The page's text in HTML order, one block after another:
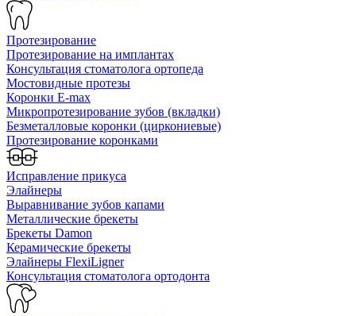
Протезирование
Протезирование на имплантах
Консультация стоматолога ортопеда
Мостовидные протезы
Коронки E-max
Микропротезирование зубов (вкладки)
Безметалловые коронки (циркониевые)
Протезирование коронками
Исправление прикуса
Элайнеры
Выравнивание зубов капами
Металлические брекеты
Брекеты Damon
Керамические брекеты
Элайнеры FlexiLigner
Консультация стоматолога ортодонта